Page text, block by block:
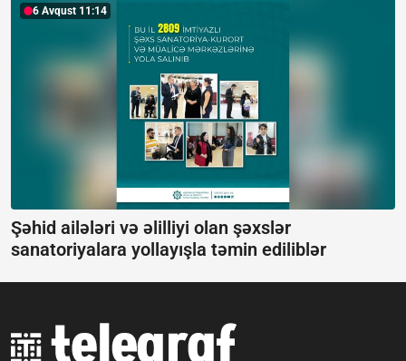
6 Avqust 11:14
Şəhid ailələri və əlilliyi olan şəxslər
sanatoriyalara yollayışla təmin ediliblər